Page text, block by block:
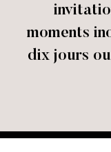
moments
dix jours